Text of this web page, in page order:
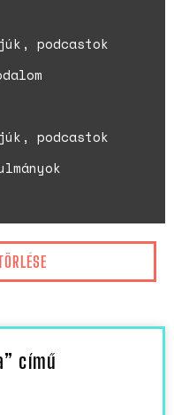
podcastok
podcastok
című